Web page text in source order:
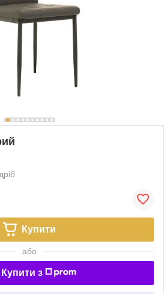
Купити
або
Купити з